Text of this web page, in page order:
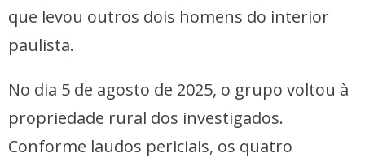
que levou outros dois homens do interior
paulista.
No dia 5 de agosto de 2025, o grupo voltou à
propriedade rural dos investigados.
Conforme laudos periciais, os quatro